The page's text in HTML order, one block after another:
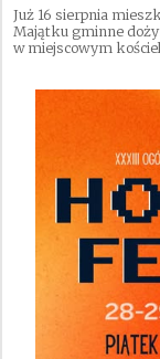
Już 16 sierpnia
Majątku gminne
w miejscowym